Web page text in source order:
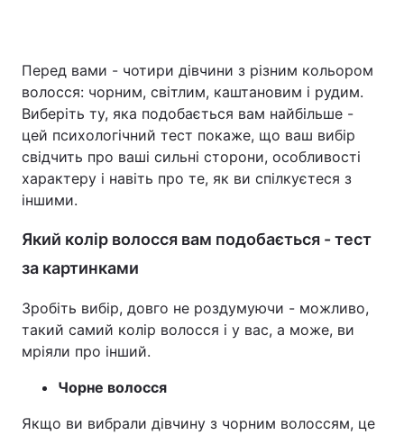
Головна Війна
Україна Політика
Економіка Світ
Техно і зв'язок
Здоров'я Туризм
Перед вами - чотири дівчини з різним кольором
волосся: чорним, світлим, каштановим і рудим.
Виберіть ту, яка подобається вам найбільше -
цей психологічний тест покаже, що ваш вибір
свідчить про ваші сильні сторони, особливості
характеру і навіть про те, як ви спілкуєтеся з
іншими.
Який колір волосся вам подобається - тест
за картинками
Зробіть вибір, довго не роздумуючи - можливо,
такий самий колір волосся і у вас, а може, ви
мріяли про інший.
Чорне волосся
Якщо ви вибрали дівчину з чорним волоссям, це